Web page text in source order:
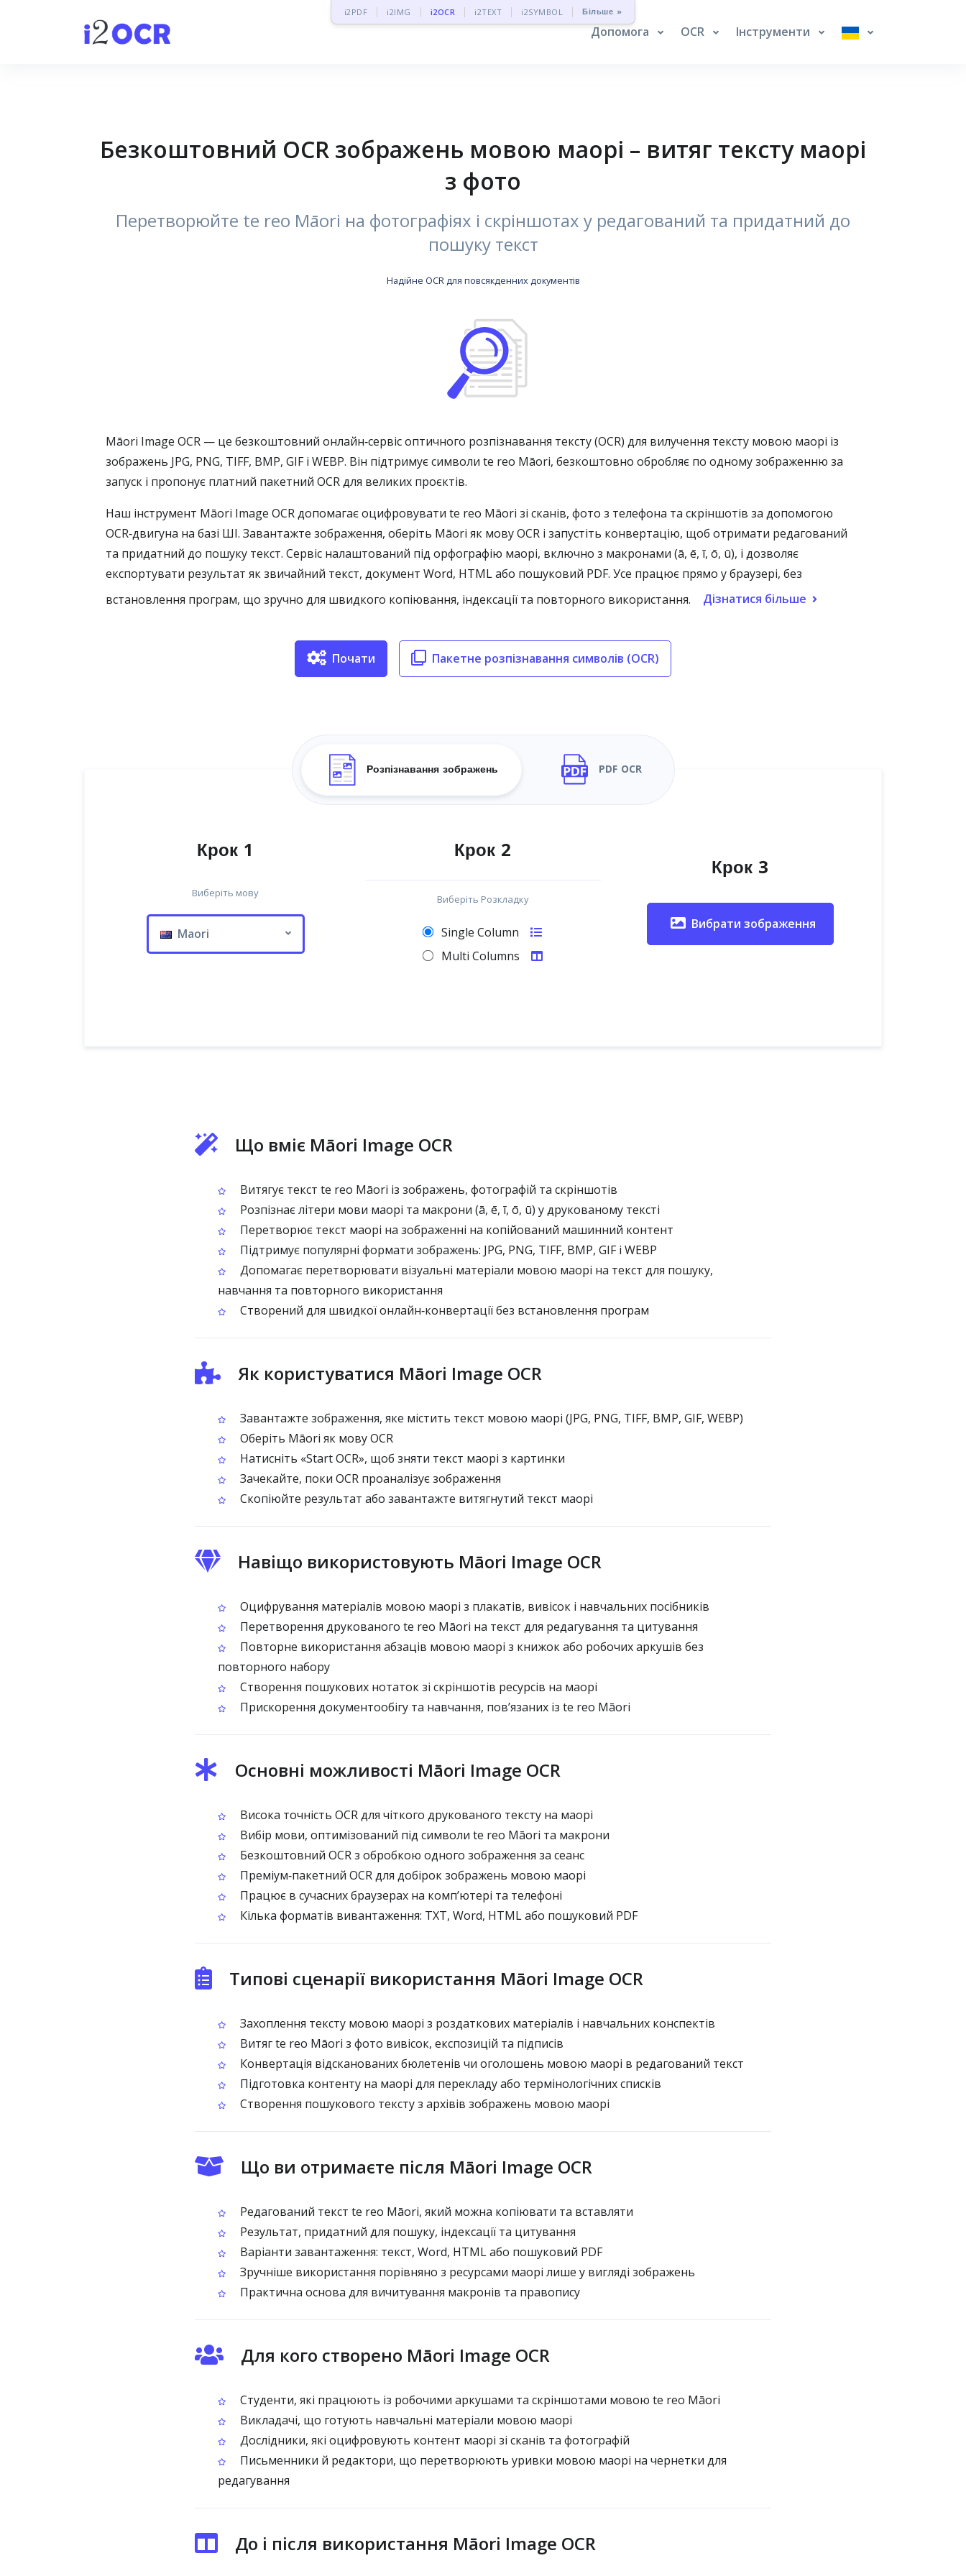
i2PDF i2IMG i2OCR i2TEXT i2SYMBOL Більше »
Допомога OCR Інструменти
Безкоштовний OCR зображень мовою маорі – витяг тексту маорі
з фото
Перетворюйте te reo Māori на фотографіях і скріншотах у редагований та придатний до
пошуку текст
Надійне OCR для повсякденних документів
Māori Image OCR — це безкоштовний онлайн‑сервіс оптичного розпізнавання тексту (OCR) для вилучення тексту мовою маорі із
зображень JPG, PNG, TIFF, BMP, GIF і WEBP. Він підтримує символи te reo Māori, безкоштовно обробляє по одному зображенню за
запуск і пропонує платний пакетний OCR для великих проєктів.
Наш інструмент Māori Image OCR допомагає оцифровувати te reo Māori зі сканів, фото з телефона та скріншотів за допомогою
OCR‑двигуна на базі ШІ. Завантажте зображення, оберіть Māori як мову OCR і запустіть конвертацію, щоб отримати редагований
та придатний до пошуку текст. Сервіс налаштований під орфографію маорі, включно з макронами (ā, ē, ī, ō, ū), і дозволяє
експортувати результат як звичайний текст, документ Word, HTML або пошуковий PDF. Усе працює прямо у браузері, без
встановлення програм, що зручно для швидкого копіювання, індексації та повторного використання.
Дізнатися більше
Почати Пакетне розпізнавання символів (OCR)
Розпізнавання зображень PDF OCR
Крок 1
Виберіть мову
Maori
Крок 2
Виберіть Розкладку
Single Column
Multi Columns
Крок 3
Вибрати зображення
Що вміє Māori Image OCR
Витягує текст te reo Māori із зображень, фотографій та скріншотів
Розпізнає літери мови маорі та макрони (ā, ē, ī, ō, ū) у друкованому тексті
Перетворює текст маорі на зображенні на копійований машинний контент
Підтримує популярні формати зображень: JPG, PNG, TIFF, BMP, GIF і WEBP
Допомагає перетворювати візуальні матеріали мовою маорі на текст для пошуку,
навчання та повторного використання
Створений для швидкої онлайн‑конвертації без встановлення програм
Як користуватися Māori Image OCR
Завантажте зображення, яке містить текст мовою маорі (JPG, PNG, TIFF, BMP, GIF, WEBP)
Оберіть Māori як мову OCR
Натисніть «Start OCR», щоб зняти текст маорі з картинки
Зачекайте, поки OCR проаналізує зображення
Скопіюйте результат або завантажте витягнутий текст маорі
Навіщо використовують Māori Image OCR
Оцифрування матеріалів мовою маорі з плакатів, вивісок і навчальних посібників
Перетворення друкованого te reo Māori на текст для редагування та цитування
Повторне використання абзаців мовою маорі з книжок або робочих аркушів без
повторного набору
Створення пошукових нотаток зі скріншотів ресурсів на маорі
Прискорення документообігу та навчання, пов’язаних із te reo Māori
Основні можливості Māori Image OCR
Висока точність OCR для чіткого друкованого тексту на маорі
Вибір мови, оптимізований під символи te reo Māori та макрони
Безкоштовний OCR з обробкою одного зображення за сеанс
Преміум‑пакетний OCR для добірок зображень мовою маорі
Працює в сучасних браузерах на комп’ютері та телефоні
Кілька форматів вивантаження: TXT, Word, HTML або пошуковий PDF
Типові сценарії використання Māori Image OCR
Захоплення тексту мовою маорі з роздаткових матеріалів і навчальних конспектів
Витяг te reo Māori з фото вивісок, експозицій та підписів
Конвертація відсканованих бюлетенів чи оголошень мовою маорі в редагований текст
Підготовка контенту на маорі для перекладу або термінологічних списків
Створення пошукового тексту з архівів зображень мовою маорі
Що ви отримаєте після Māori Image OCR
Редагований текст te reo Māori, який можна копіювати та вставляти
Результат, придатний для пошуку, індексації та цитування
Варіанти завантаження: текст, Word, HTML або пошуковий PDF
Зручніше використання порівняно з ресурсами маорі лише у вигляді зображень
Практична основа для вичитування макронів та правопису
Для кого створено Māori Image OCR
Студенти, які працюють із робочими аркушами та скріншотами мовою te reo Māori
Викладачі, що готують навчальні матеріали мовою маорі
Дослідники, які оцифровують контент маорі зі сканів та фотографій
Письменники й редактори, що перетворюють уривки мовою маорі на чернетки для
редагування
До і після використання Māori Image OCR